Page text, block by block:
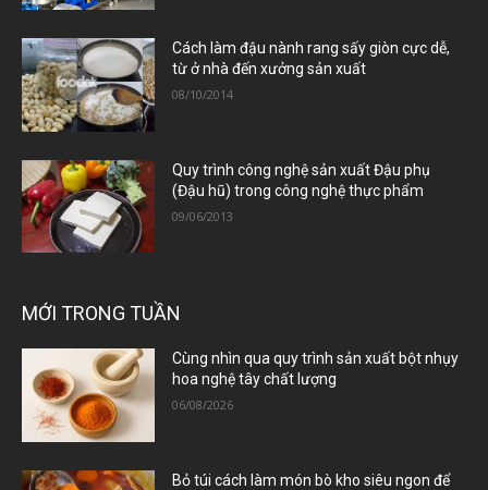
Cách làm đậu nành rang sấy giòn cực dễ,
từ ở nhà đến xưởng sản xuất
08/10/2014
Quy trình công nghệ sản xuất Đậu phụ
(Đậu hũ) trong công nghệ thực phẩm
09/06/2013
MỚI TRONG TUẦN
Cùng nhìn qua quy trình sản xuất bột nhụy
hoa nghệ tây chất lượng
06/08/2026
Bỏ túi cách làm món bò kho siêu ngon để